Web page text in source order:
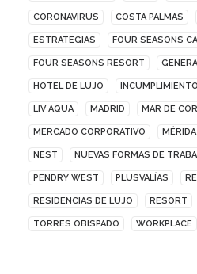
CORONAVIRUS COSTA PALMAS
ESTRATEGIAS FOUR SEASONS
FOUR SEASONS RESORT
HOTEL DE LUJO INCUMPLIMIENTO
LIV AQUA MADRID MAR DE
MERCADO CORPORATIVO
NEST NUEVAS FORMAS DE
PENDRY WEST PLUSVALÍAS
RESIDENCIAS DE LUJO RESORT
TORRES OBISPADO WORKPLACE